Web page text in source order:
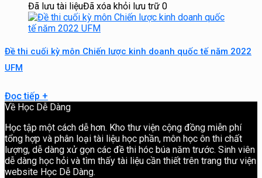
Đã lưu tài liệuĐã xóa khỏi lưu trữ 0
Đề thi cuối kỳ môn Chiến lược kinh doanh quốc tế năm 2022
UFM
Đọc tiếp +
Về Học Dễ Dàng
Học tập một cách dễ hơn. Kho thư viện cộng đồng miễn phí
tổng hợp và phân loại tài liệu học phần, môn học ôn thi chất
lượng, dễ dàng xử gọn các đề thi hóc búa năm trước. Sinh viên
dễ dàng học hỏi và tìm thấy tài liệu cần thiết trên trang thư viện
website Học Dễ Dàng.